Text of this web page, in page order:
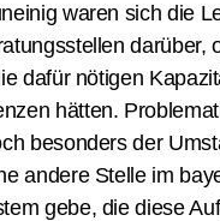
waren sich die
darüber,
dafür nötigen
hätten.
besonders der
andere Stelle im
gebe, die diese